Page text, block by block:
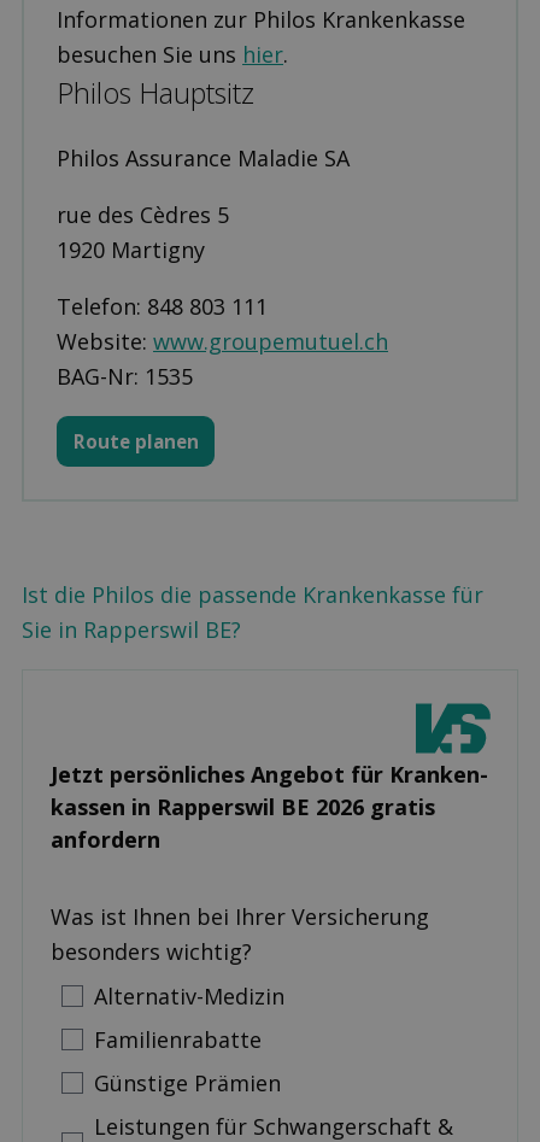
Informationen zur Philos Krankenkasse
besuchen Sie uns hier.
Philos Hauptsitz
Philos Assurance Maladie SA
rue des Cèdres 5
1920 Martigny
Telefon: 848 803 111
Website: www.groupemutuel.ch
BAG-Nr: 1535
Route planen
Ist die Philos die passende Krankenkasse für
Sie in Rapperswil BE?
Jetzt persönliches Angebot für Kranken­
kassen in Rapperswil BE 2026 gratis
anfordern
Was ist Ihnen bei Ihrer Versicherung
besonders wichtig?
Alternativ-Medizin
Familienrabatte
Günstige Prämien
Leistungen für Schwangerschaft &